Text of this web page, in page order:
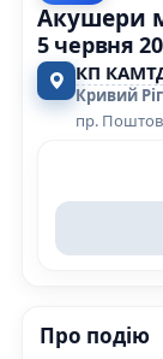
Акушери
5 червня
КП
Кривий Ріг
пр.
Про подію